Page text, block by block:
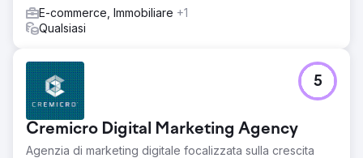
E-commerce, Immobiliare +1
Qualsiasi
Cremicro Digital Marketing Agency
Agenzia di marketing digitale focalizzata sulla crescita
5